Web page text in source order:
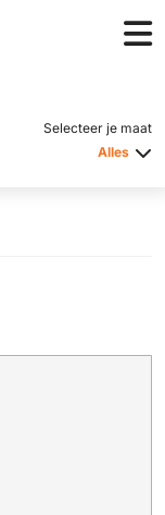
Selecteer je maat
Alles